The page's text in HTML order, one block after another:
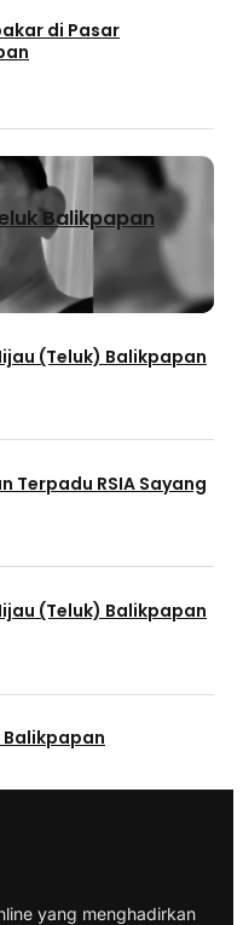
di Pasar
Balikpapan
(Teluk) Balikpapan
Terpadu RSIA Sayang
(Teluk) Balikpapan
Balikpapan
yang menghadirkan